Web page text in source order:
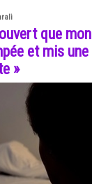
que mon
et mis une
»